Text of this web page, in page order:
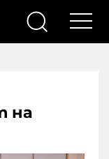
на